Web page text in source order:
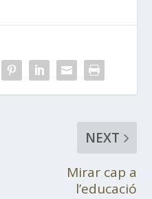
NEXT
Mirar cap a
l’educació